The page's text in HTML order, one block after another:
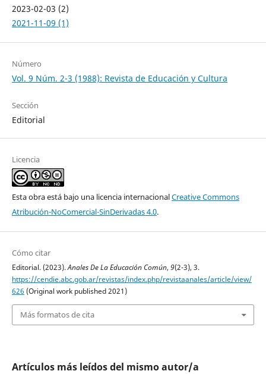
2023-02-03 (2)
2021-11-09 (1)
Número
Vol. 9 Núm. 2-3 (1988): Revista de Educación y Cultura
Sección
Editorial
Licencia
Esta obra está bajo una licencia internacionalCreative Commons
Atribución-NoComercial-SinDerivadas 4.0.
Cómo citar
Editorial. (2023).Anales De La Educación Común, 9(2-3), 3.
https://cendie.abc.gob.ar/revistas/index.php/revistaanales/article/view/
626 (Original work published 2021)
Más formatos de cita
Artículos más leídos del mismo autor/a